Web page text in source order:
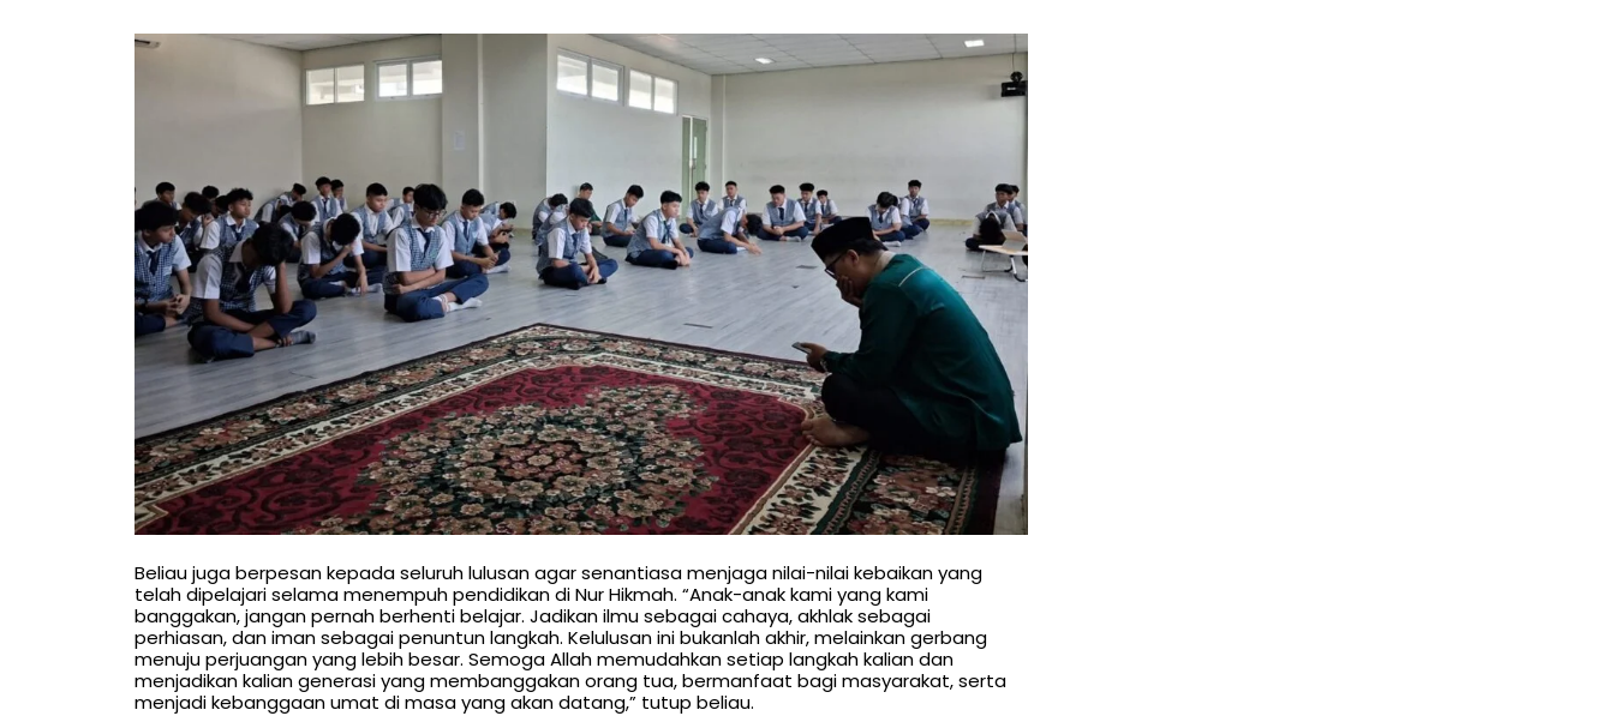
Beliau juga berpesan kepada seluruh lulusan agar senantiasa menjaga nilai-nilai kebaikan yang
telah dipelajari selama menempuh pendidikan di Nur Hikmah. “Anak-anak kami yang kami
banggakan, jangan pernah berhenti belajar. Jadikan ilmu sebagai cahaya, akhlak sebagai
perhiasan, dan iman sebagai penuntun langkah. Kelulusan ini bukanlah akhir, melainkan gerbang
menuju perjuangan yang lebih besar. Semoga Allah memudahkan setiap langkah kalian dan
menjadikan kalian generasi yang membanggakan orang tua, bermanfaat bagi masyarakat, serta
menjadi kebanggaan umat di masa yang akan datang,” tutup beliau.